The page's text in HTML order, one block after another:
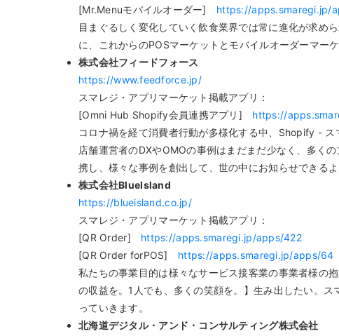
[Mr.Menuモバイルオーダー] https://apps.smaregi.jp/
目まぐるしく変化していく飲食業界では常に進化が求め
に、これからのPOSマーケットとモバイルオーダーマー
株式会社フィードフォース
https://www.feedforce.jp/
スマレジ・アプリマーケット掲載アプリ：
[Omni Hub Shopify会員連携アプリ] https://
コロナ禍を経て消費者行動が多様化する中、Shopify -
店舗運営者のDXやOMOの事例はまだまだ少なく、多く
携し、様々な事例を創出して、世の中にお知らせできる
株式会社BlueIsland
https://blueisland.co.jp/
スマレジ・アプリマーケット掲載アプリ：
[QR Order] https://apps.smaregi.jp/apps/422
[QR Order forPOS] https://apps.smaregi.jp/apps/64
私たちの事業目的は様々なサービス接客業の事業者様の
の収益を。1人でも、多くの笑顔を。】生み出したい。
っていきます。
北海道デジタル・アンド・コンサルティング株式会社